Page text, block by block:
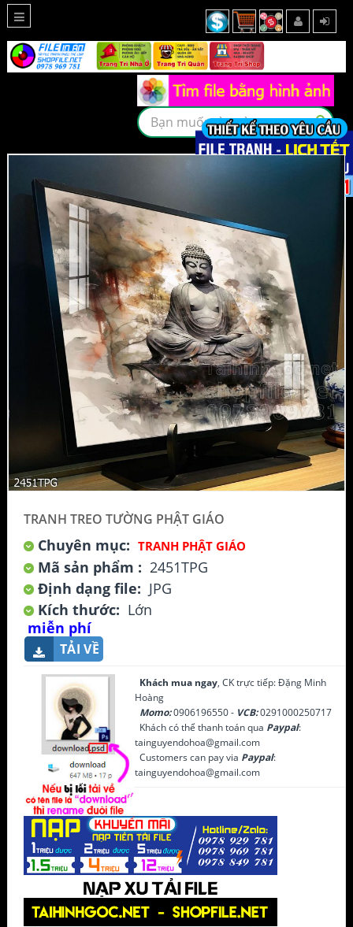
TRANH TREO TƯỜNG PHẬT GIÁO
Chuyên mục: TRANH PHẬT GIÁO
Mã sản phẩm : 2451TPG
Định dạng file: JPG
Kích thước: Lớn
miễn phí
TẢI VỀ
Khách mua ngay, CK trực tiếp: Đặng Minh
Hoàng
Momo:0906196550 - VCB:0291000250717
Khách có thể thanh toán qua Paypal:
tainguyendohoa@gmail.com
Customers can pay via Paypal:
tainguyendohoa@gmail.com